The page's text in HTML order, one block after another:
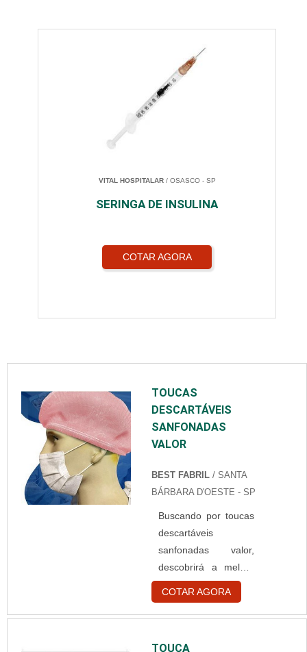
VITAL HOSPITALAR/ OSASCO - SP
SERINGA DE INSULINA
COTAR AGORA
TOUCAS
DESCARTÁVEIS
SANFONADAS
VALOR
BEST FABRIL / SANTA
BÁRBARA D'OESTE - SP
Buscando por toucas
descartáveis
sanfonadas valor,
descobrirá a melhor
empresa do
segmento.
Elaborando um
COTAR AGORA
TOUCA